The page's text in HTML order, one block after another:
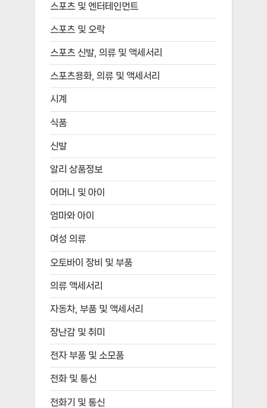
스포츠 및 엔터테인먼트
스포츠 및 오락
스포츠 신발, 의류 및 액세서리
스포츠용화, 의류 및 액세서리
시계
식품
신발
알리 상품정보
어머니 및 아이
엄마와 아이
여성 의류
오토바이 장비 및 부품
의류 액세서리
자동차, 부품 및 액세서리
장난감 및 취미
전자 부품 및 소모품
전화 및 통신
전화기 및 통신